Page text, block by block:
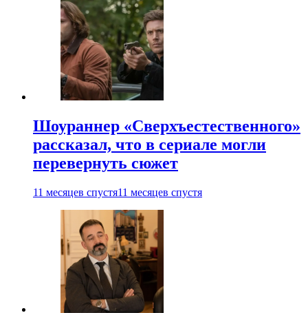
Шоураннер «Сверхъестественного»
рассказал, что в сериале могли
перевернуть сюжет
11 месяцев спустя11 месяцев спустя